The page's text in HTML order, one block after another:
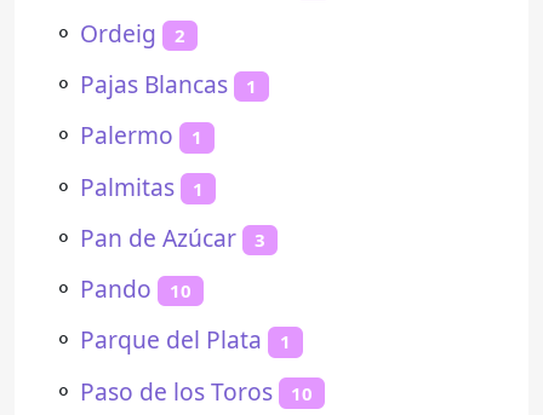
⚬ Ordeig 2
⚬ Pajas Blancas 1
⚬ Palermo 1
⚬ Palmitas 1
⚬ Pan de Azúcar 3
⚬ Pando 10
⚬ Parque del Plata 1
⚬ Paso de los Toros 10